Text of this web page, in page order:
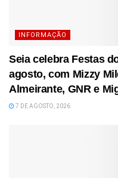
INFORMAÇÃO
Seia celebra Festas
agosto, com Mizzy
Almeirante, GNR e
7 DE AGOSTO, 2026